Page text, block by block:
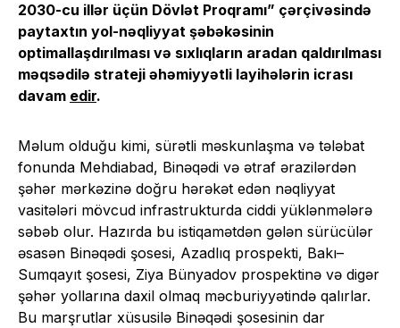
2030-cu illər üçün Dövlət Proqramı” çərçivəsində
paytaxtın yol-nəqliyyat şəbəkəsinin
optimallaşdırılması və sıxlıqların aradan qaldırılması
məqsədilə strateji əhəmiyyətli layihələrin icrası
davam edir.
Məlum olduğu kimi, sürətli məskunlaşma və tələbat
fonunda Mehdiabad, Binəqədi və ətraf ərazilərdən
şəhər mərkəzinə doğru hərəkət edən nəqliyyat
vasitələri mövcud infrastrukturda ciddi yüklənmələrə
səbəb olur. Hazırda bu istiqamətdən gələn sürücülər
əsasən Binəqədi şosesi, Azadlıq prospekti, Bakı–
Sumqayıt şosesi, Ziya Bünyadov prospektinə və digər
şəhər yollarına daxil olmaq məcburiyyətində qalırlar.
Bu marşrutlar xüsusilə Binəqədi şosesinin dar